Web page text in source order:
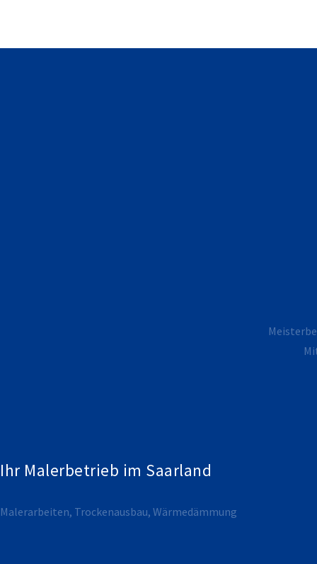
Ihr Malerbetrieb im Saarland
Malerarbeiten, Trockenausbau, Wärmedämmung